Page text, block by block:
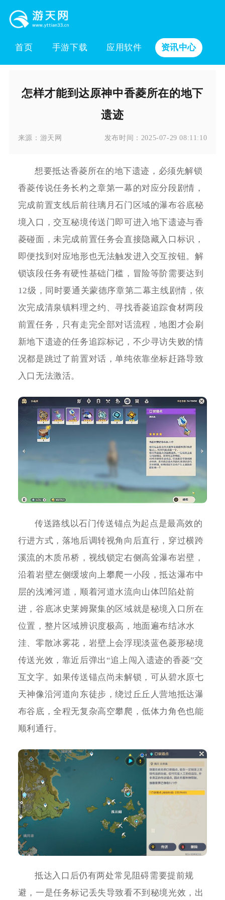
首页 手游下载 应用软件 资讯中心
怎样才能到达原神中香菱所在的地下
遗迹
来源： 游天网 发布时间： 2025-07-29 08:11:10
想要抵达香菱所在的地下遗迹，必须先解锁
香菱传说任务长杓之章第一幕的对应分段剧情，
完成前置支线后前往璃月石门区域的瀑布谷底秘
境入口，交互秘境传送门即可进入地下遗迹与香
菱碰面，未完成前置任务会直接隐藏入口标识，
即便找到对应地形也无法触发进入交互按钮。解
锁该段任务有硬性基础门槛，冒险等阶需要达到
12级，同时要通关蒙德序章第二幕主线剧情，依
次完成清泉镇料理之约、寻找香菱追踪食材两段
前置任务，只有走完全部对话流程，地图才会刷
新地下遗迹的任务追踪标记，不少寻访失败的情
况都是跳过了前置对话，单纯依靠坐标赶路导致
入口无法激活。
传送路线以石门传送锚点为起点是最高效的
行进方式，落地后调转视角向后直行，穿过横跨
溪流的木质吊桥，视线锁定右侧高耸瀑布岩壁，
沿着岩壁左侧缓坡向上攀爬一小段，抵达瀑布中
层的浅滩河道，顺着河道水流向山体凹陷处前
进，谷底冰史莱姆聚集的区域就是秘境入口所在
位置，整片区域辨识度极高，地面遍布结冰水
洼、零散冰雾花，岩壁上会浮现淡蓝色菱形秘境
传送光效，靠近后弹出“追上闯入遗迹的香菱”交
互文字。如果传送锚点尚未解锁，可从碧水原七
天神像沿河道向东徒步，绕过丘丘人营地抵达瀑
布谷底，全程无复杂高空攀爬，低体力角色也能
顺利通行。
抵达入口后仍有两处常见阻碍需要提前规
避，一是任务标记丢失导致看不到秘境光效，出